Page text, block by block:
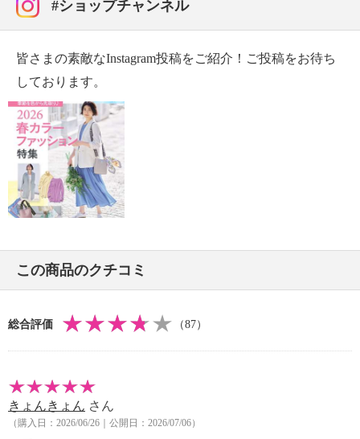
#ショップチャンネル
皆さまの素敵なInstagram投稿をご紹介！ご投稿をお待ち
しております。
この商品のクチコミ
総合評価 （87）
きょんきょん さん
（購入日：2026/06/26｜公開日：2026/07/06）